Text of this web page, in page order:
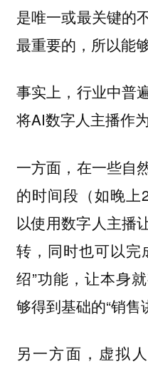
是唯一或最关键的
最重要的，所以能
事实上，行业中普
将AI数字人主播作
一方面，在一些自
的时间段（如晚上
以使用数字人主播
转，同时也可以完
绍”功能，让本身
够得到基础的“销售
另一方面，虚拟